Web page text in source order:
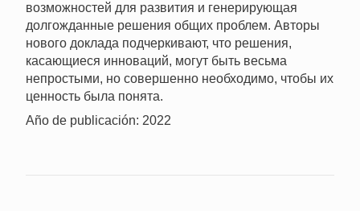
возможностей для развития и генерирующая
долгожданные решения общих проблем. Авторы
нового доклада подчеркивают, что решения,
касающиеся инноваций, могут быть весьма
непростыми, но совершенно необходимо, чтобы их
ценность была понята.
Año de publicación: 2022